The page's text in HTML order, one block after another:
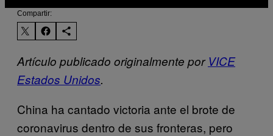
Compartir:
Artículo publicado originalmente porVICE
Estados Unidos.
China ha cantado victoria ante el brote de
coronavirus dentro de sus fronteras, pero